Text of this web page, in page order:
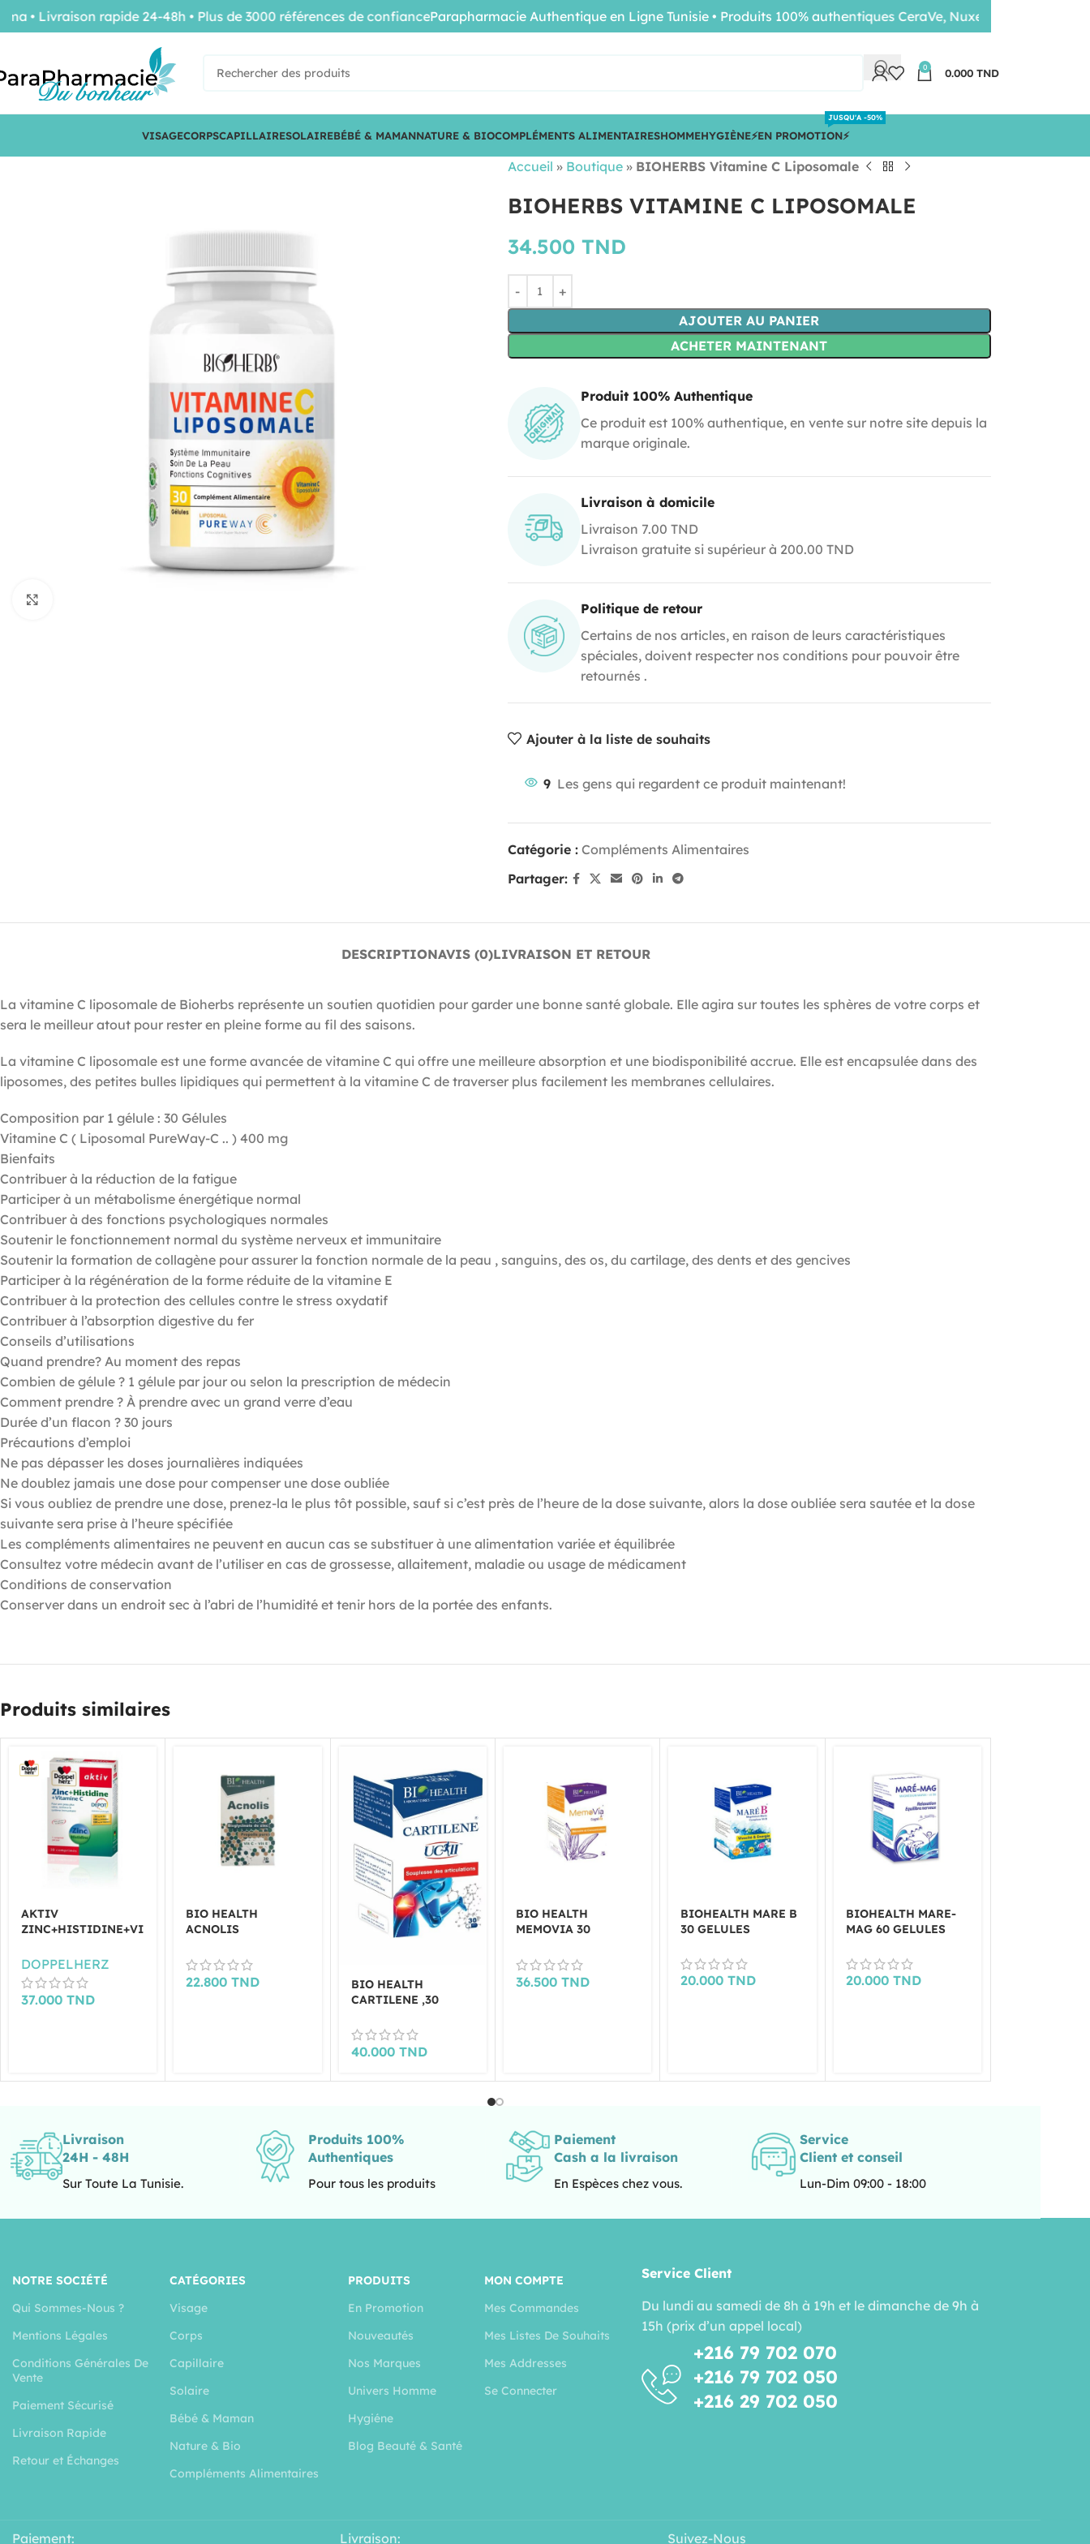
0 0.000 TND
VISAGECORPSCAPILLAIRESOLAIREBÉBÉ & MAMANNATURE & BIOCOMPLÉMENTS ALIMENTAIRESHOMMEHYGIÈNE⚡️EN PROMOTION⚡️
JUSQU'A -50%
Accueil » Boutique» BIOHERBS Vitamine C Liposomale
BIOHERBS VITAMINE C LIPOSOMALE
34.500 TND
AJOUTER AU PANIER
ACHETER MAINTENANT
Produit 100% Authentique
Ce produit est 100% authentique, en vente sur notre site depuis la
marque originale.
Livraison à domicile
Livraison 7.00 TND
Livraison gratuite si supérieur à 200.00 TND
Politique de retour
Certains de nos articles, en raison de leurs caractéristiques
spéciales, doivent respecter nos conditions pour pouvoir être
retournés .
Ajouter à la liste de souhaits
9 Les gens qui regardent ce produit maintenant!
Catégorie : Compléments Alimentaires
Partager:
DESCRIPTIONAVIS (0)LIVRAISON ET RETOUR
La vitamine C liposomale de Bioherbs représente un soutien quotidien pour garder une bonne santé globale. Elle agira sur toutes les sphères de votre corps et
sera le meilleur atout pour rester en pleine forme au fil des saisons.
La vitamine C liposomale est une forme avancée de vitamine C qui offre une meilleure absorption et une biodisponibilité accrue. Elle est encapsulée dans des
liposomes, des petites bulles lipidiques qui permettent à la vitamine C de traverser plus facilement les membranes cellulaires.
Composition par 1 gélule : 30 Gélules
Vitamine C ( Liposomal PureWay-C .. ) 400 mg
Bienfaits
Contribuer à la réduction de la fatigue
Participer à un métabolisme énergétique normal
Contribuer à des fonctions psychologiques normales
Soutenir le fonctionnement normal du système nerveux et immunitaire
Soutenir la formation de collagène pour assurer la fonction normale de la peau , sanguins, des os, du cartilage, des dents et des gencives
Participer à la régénération de la forme réduite de la vitamine E
Contribuer à la protection des cellules contre le stress oxydatif
Contribuer à l’absorption digestive du fer
Conseils d’utilisations
Quand prendre? Au moment des repas
Combien de gélule ? 1 gélule par jour ou selon la prescription de médecin
Comment prendre ? À prendre avec un grand verre d’eau
Durée d’un flacon ? 30 jours
Précautions d’emploi
Ne pas dépasser les doses journalières indiquées
Ne doublez jamais une dose pour compenser une dose oubliée
Si vous oubliez de prendre une dose, prenez-la le plus tôt possible, sauf si c’est près de l’heure de la dose suivante, alors la dose oubliée sera sautée et la dose
suivante sera prise à l’heure spécifiée
Les compléments alimentaires ne peuvent en aucun cas se substituer à une alimentation variée et équilibrée
Consultez votre médecin avant de l’utiliser en cas de grossesse, allaitement, maladie ou usage de médicament
Conditions de conservation
Conserver dans un endroit sec à l’abri de l’humidité et tenir hors de la portée des enfants.
Produits similaires
AKTIV
ZINC+HISTIDINE+VI
COMPRIMES
DOPPELHERZ
37.000 TND
BIO HEALTH
ACNOLIS
22.800TND
BIO HEALTH
CARTILENE ,30
40.000 TND
BIO HEALTH
MEMOVIA 30
36.500 TND
BIOHEALTH MARE B
30 GELULES
20.000TND
BIOHEALTH MARE-
MAG 60 GELULES
20.000 TND
Livraison
24H - 48H
Sur Toute La Tunisie.
Produits 100%
Authentiques
Pour tous les produits
Paiement
Cash a la livraison
En Espèces chez vous.
Service
Client et conseil
Lun-Dim 09:00 - 18:00
NOTRE SOCIÉTÉ
Qui Sommes-Nous ?
Mentions Légales
Conditions Générales De
Vente
Paiement Sécurisé
Livraison Rapide
Retour et Échanges
CATÉGORIES
Visage
Corps
Capillaire
Solaire
Bébé & Maman
Nature & Bio
Compléments Alimentaires
PRODUITS
En Promotion
Nouveautés
Nos Marques
Univers Homme
Hygiéne
Blog Beauté & Santé
MON COMPTE
Mes Commandes
Mes Listes De Souhaits
Mes Addresses
Se Connecter
Service Client
Du lundi au samedi de 8h à 19h et le dimanche de 9h à
15h (prix d’un appel local)
+216 79 702 070
+216 79 702 050
+216 29 702 050
Paiement: Livraison: Suivez-Nous
rapide 24-48h • Plus de 3000 références de confianceParapharmacie Authentique en Ligne Tunisie • Produits 100% authentiques CeraVe, Nuxe, Bioderma •